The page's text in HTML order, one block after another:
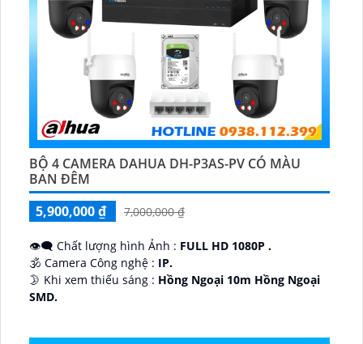
BỘ 4 CAMERA DAHUA DH-P3AS-PV CÓ MÀU
BAN ĐÊM
5,900,000 ₫
7,000,000 ₫
👁️‍🗨 Chất lượng hình Ảnh : FULL HD 1080P .
🕉️ Camera Công nghệ : IP.
🌛 Khi xem thiếu sáng : Hồng Ngoại 10m Hồng Ngoại
SMD.